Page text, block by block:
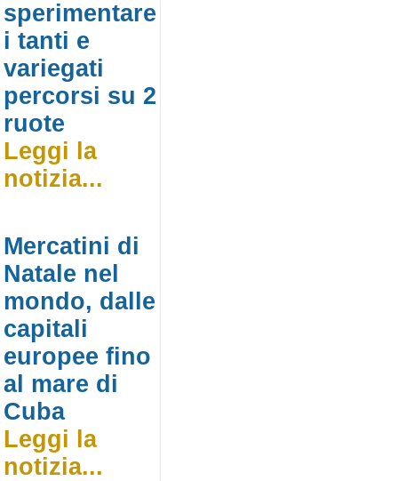
sperimentare
i tanti e
variegati
percorsi su 2
ruote
Leggi la
notizia...
Mercatini di
Natale nel
mondo, dalle
capitali
europee fino
al mare di
Cuba
Leggi la
notizia...